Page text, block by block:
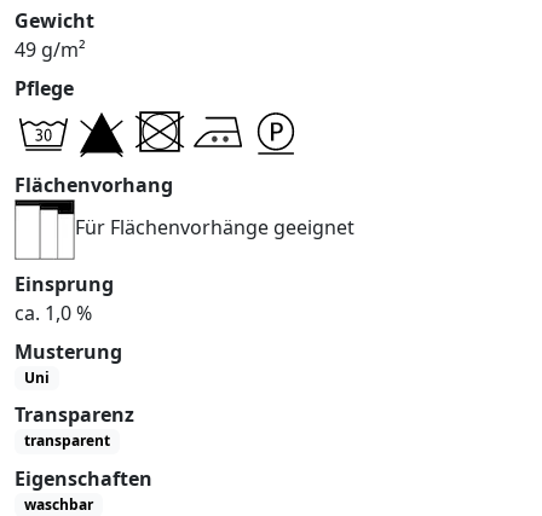
Gewicht
49 g/m²
Pflege
Flächenvorhang
Für Flächenvorhänge geeignet
Einsprung
ca. 1,0 %
Musterung
Uni
Transparenz
transparent
Eigenschaften
waschbar